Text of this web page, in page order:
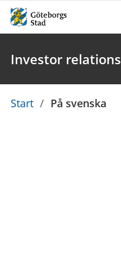
Investor relations
Du
Start / På svenska